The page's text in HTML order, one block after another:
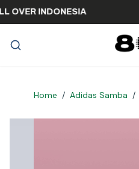
ALL OVER INDONESIA
Home / Adidas Samba /